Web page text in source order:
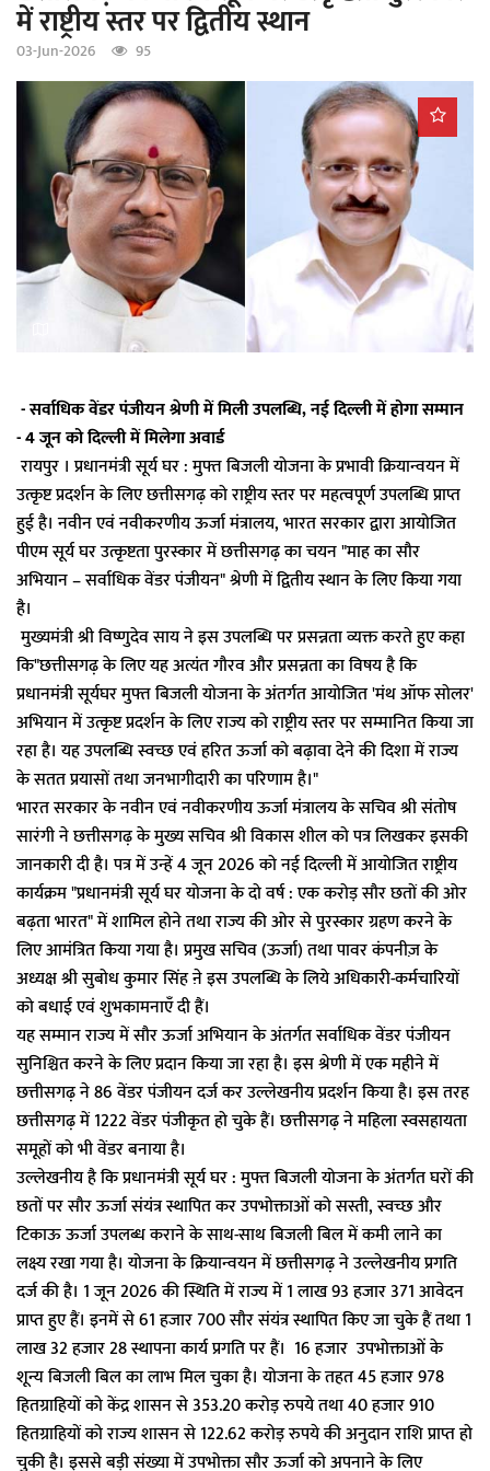
में राष्ट्रीय स्तर पर द्वितीय स्थान
03-Jun-2026 95
- सर्वाधिक वेंडर पंजीयन श्रेणी में मिली उपलब्धि, नई दिल्ली में होगा सम्मान
- 4 जून को दिल्ली में मिलेगा अवार्ड
रायपुर । प्रधानमंत्री सूर्य घर : मुफ्त बिजली योजना के प्रभावी क्रियान्वयन में
उत्कृष्ट प्रदर्शन के लिए छत्तीसगढ़ को राष्ट्रीय स्तर पर महत्वपूर्ण उपलब्धि प्राप्त
हुई है। नवीन एवं नवीकरणीय ऊर्जा मंत्रालय, भारत सरकार द्वारा आयोजित
पीएम सूर्य घर उत्कृष्टता पुरस्कार में छत्तीसगढ़ का चयन "माह का सौर
अभियान – सर्वाधिक वेंडर पंजीयन" श्रेणी में द्वितीय स्थान के लिए किया गया
है।
मुख्यमंत्री श्री विष्णुदेव साय ने इस उपलब्धि पर प्रसन्नता व्यक्त करते हुए कहा
कि"छत्तीसगढ़ के लिए यह अत्यंत गौरव और प्रसन्नता का विषय है कि
प्रधानमंत्री सूर्यघर मुफ्त बिजली योजना के अंतर्गत आयोजित 'मंथ ऑफ सोलर'
अभियान में उत्कृष्ट प्रदर्शन के लिए राज्य को राष्ट्रीय स्तर पर सम्मानित किया जा
रहा है। यह उपलब्धि स्वच्छ एवं हरित ऊर्जा को बढ़ावा देने की दिशा में राज्य
के सतत प्रयासों तथा जनभागीदारी का परिणाम है।"
भारत सरकार के नवीन एवं नवीकरणीय ऊर्जा मंत्रालय के सचिव श्री संतोष
सारंगी ने छत्तीसगढ़ के मुख्य सचिव श्री विकास शील को पत्र लिखकर इसकी
जानकारी दी है। पत्र में उन्हें 4 जून 2026 को नई दिल्ली में आयोजित राष्ट्रीय
कार्यक्रम "प्रधानमंत्री सूर्य घर योजना के दो वर्ष : एक करोड़ सौर छतों की ओर
बढ़ता भारत" में शामिल होने तथा राज्य की ओर से पुरस्कार ग्रहण करने के
लिए आमंत्रित किया गया है। प्रमुख सचिव (ऊर्जा) तथा पावर कंपनीज़ के
अध्यक्ष श्री सुबोध कुमार सिंह ऩे इस उपलब्धि के लिये अधिकारी-कर्मचारियों
को बधाई एवं शुभकामनाएँ दी हैं।
यह सम्मान राज्य में सौर ऊर्जा अभियान के अंतर्गत सर्वाधिक वेंडर पंजीयन
सुनिश्चित करने के लिए प्रदान किया जा रहा है। इस श्रेणी में एक महीने में
छत्तीसगढ़ ने 86 वेंडर पंजीयन दर्ज कर उल्लेखनीय प्रदर्शन किया है। इस तरह
छत्तीसगढ़ में 1222 वेंडर पंजीकृत हो चुके हैं। छत्तीसगढ़ ने महिला स्वसहायता
समूहों को भी वेंडर बनाया है।
उल्लेखनीय है कि प्रधानमंत्री सूर्य घर : मुफ्त बिजली योजना के अंतर्गत घरों की
छतों पर सौर ऊर्जा संयंत्र स्थापित कर उपभोक्ताओं को सस्ती, स्वच्छ और
टिकाऊ ऊर्जा उपलब्ध कराने के साथ-साथ बिजली बिल में कमी लाने का
लक्ष्य रखा गया है। योजना के क्रियान्वयन में छत्तीसगढ़ ने उल्लेखनीय प्रगति
दर्ज की है। 1 जून 2026 की स्थिति में राज्य में 1 लाख 93 हजार 371 आवेदन
प्राप्त हुए हैं। इनमें से 61 हजार 700 सौर संयंत्र स्थापित किए जा चुके हैं तथा 1
लाख 32 हजार 28 स्थापना कार्य प्रगति पर हैं। 16 हजार उपभोक्ताओं के
शून्य बिजली बिल का लाभ मिल चुका है। योजना के तहत 45 हजार 978
हितग्राहियों को केंद्र शासन से 353.20 करोड़ रुपये तथा 40 हजार 910
हितग्राहियों को राज्य शासन से 122.62 करोड़ रुपये की अनुदान राशि प्राप्त हो
चुकी है। इससे बड़ी संख्या में उपभोक्ता सौर ऊर्जा को अपनाने के लिए